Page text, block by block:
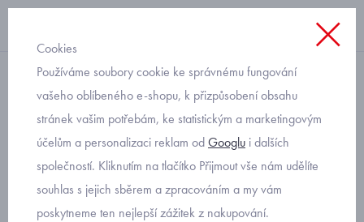
vložky do bot zimní
dětské zimní vlněné vložky
do bot Vlnatex
Cookies
Používáme soubory cookie ke správnému fungování
vašeho oblíbeného e-shopu, k přizpůsobení obsahu
stránek vašim potřebám, ke statistickým a marketingovým
účelům a personalizaci reklam odGooglu i dalších
společností. Kliknutím na tlačítko Přijmout vše nám udělíte
souhlas s jejich sběrem a zpracováním a my vám
poskytneme ten nejlepší zážitek z nakupování.